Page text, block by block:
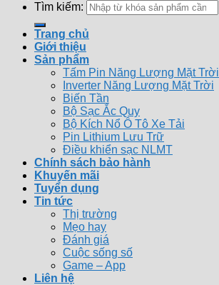
Tìm kiếm:
Trang chủ
Giới thiệu
Sản phẩm
Tấm Pin Năng Lượng Mặt Trời
Inverter Năng Lượng Mặt Trời
Biến Tần
Bộ Sạc Ắc Quy
Bộ Kích Nổ Ô Tô Xe Tải
Pin Lithium Lưu Trữ
Điều khiển sạc NLMT
Chính sách bảo hành
Khuyến mãi
Tuyển dụng
Tin tức
Thị trường
Mẹo hay
Đánh giá
Cuộc sống số
Game – App
Liên hệ